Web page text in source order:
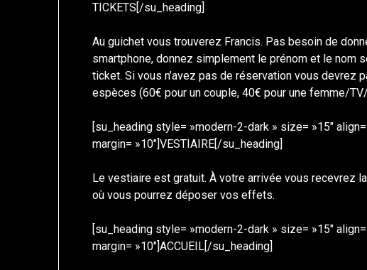
TICKETS[/su_heading]
Au guichet vous trouverez Francis. Pas besoin de
smartphone, donnez simplement le prénom et le nom
ticket. Si vous n’avez pas de réservation vous devrez
espèces (60€ pour un couple, 40€ pour une femme/
[su_heading style= »modern-2-dark » size= »15″
margin= »10″]VESTIAIRE[/su_heading]
Le vestiaire est gratuit. À votre arrivée vous recevrez
où vous pourrez déposer vos effets.
[su_heading style= »modern-2-dark » size= »15″
margin= »10″]ACCUEIL[/su_heading]